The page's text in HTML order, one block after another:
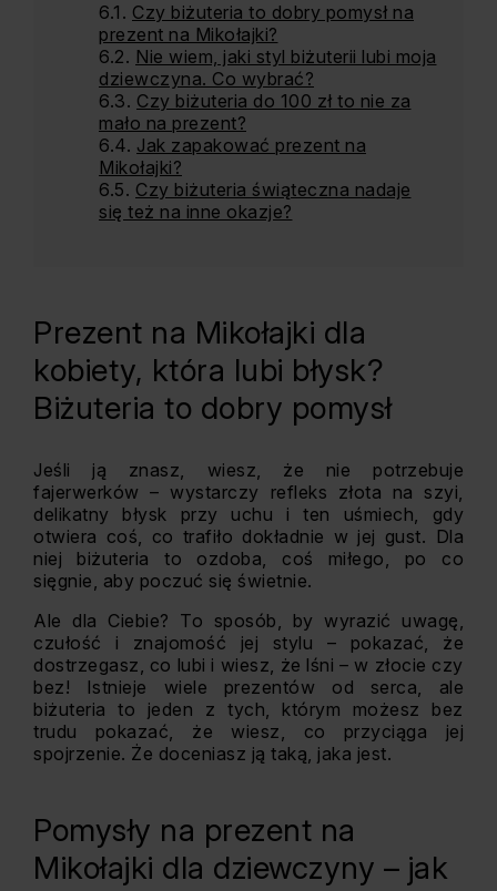
Czy biżuteria to dobry pomysł na
prezent na Mikołajki?
Nie wiem, jaki styl biżuterii lubi moja
dziewczyna. Co wybrać?
Czy biżuteria do 100 zł to nie za
mało na prezent?
Jak zapakować prezent na
Mikołajki?
Czy biżuteria świąteczna nadaje
się też na inne okazje?
Prezent na Mikołajki dla
kobiety, która lubi błysk?
Biżuteria to dobry pomysł
Jeśli ją znasz, wiesz, że nie potrzebuje
fajerwerków – wystarczy refleks złota na szyi,
delikatny błysk przy uchu i ten uśmiech, gdy
otwiera coś, co trafiło dokładnie w jej gust. Dla
niej biżuteria to ozdoba, coś miłego, po co
sięgnie, aby poczuć się świetnie.
Ale dla Ciebie? To sposób, by wyrazić uwagę,
czułość i znajomość jej stylu – pokazać, że
dostrzegasz, co lubi i wiesz, że lśni – w złocie czy
bez! Istnieje wiele prezentów od serca, ale
biżuteria to jeden z tych, którym możesz bez
trudu pokazać, że wiesz, co przyciąga jej
spojrzenie. Że doceniasz ją taką, jaka jest.
Pomysły na prezent na
Mikołajki dla dziewczyny – jak